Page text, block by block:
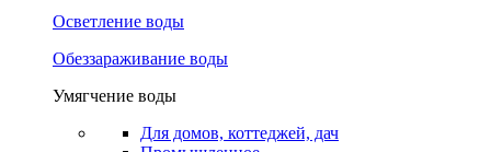
Осветление воды
Обеззараживание воды
Умягчение воды
Для домов, коттеджей, дач